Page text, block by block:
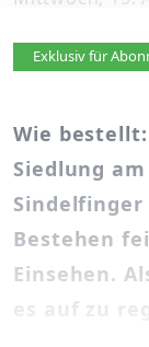
Artikel
Exklusiv für
Wie
Siedlung
Sindelfinger
Bestehen
Einsehen.
es auf zu